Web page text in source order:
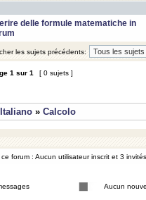
delle formule matematiche in
les sujets précédents:
1 sur 1 [ 0 sujets ]
Italiano » Calcolo
forum : Aucun utilisateur inscrit et 3 invités
Aucun